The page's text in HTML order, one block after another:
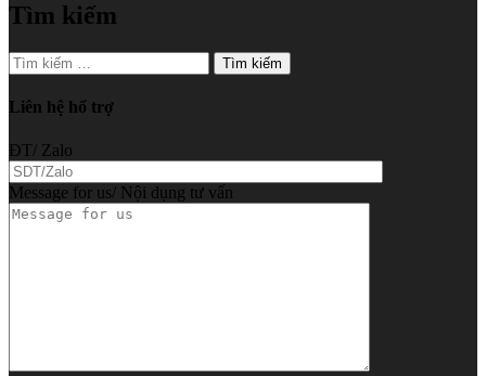
Tìm kiếm
Tìm
kiếm
cho:
Liên hệ hổ trợ
ĐT/ Zalo
Message for us/ Nội dụng tư vấn